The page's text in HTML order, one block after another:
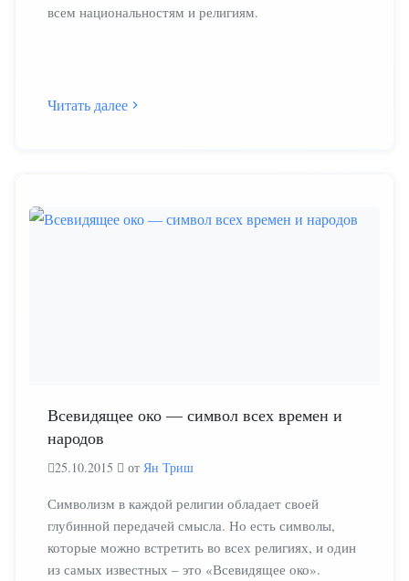
всем национальностям и религиям.
Читать далее
Всевидящее око — символ всех времен и
народов
25.10.2015 от Ян Триш
Символизм в каждой религии обладает своей
глубинной передачей смысла. Но есть символы,
которые можно встретить во всех религиях, и один
из самых известных – это «Всевидящее око».